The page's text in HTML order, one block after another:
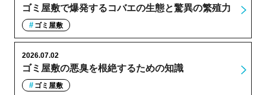
ゴミ屋敷で爆発するコバエの生態と驚異の繁殖力
ゴミ屋敷
ゴミ屋敷の悪臭を根絶するための知識
2026.07.02
ゴミ屋敷